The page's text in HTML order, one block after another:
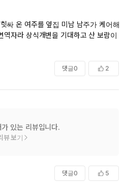
참고 부탁드립니다.
쑤시고 싶어서 미치겠어. 아빠가 집
아도 될까?”
세였다.
어울릴 상황이었으나, 안타깝게도
게 돌아가고 있는 게 아닐까.
최면에 걸린 게 분명했다.
이 딸 하나에게
자며
었는데
든 하진과 섹스를 하고 싶어
싸 온 여주를 옆집 미남 남주가 케어해
역자라 상식개변을 기대하고 산 보람이
댓글0 2
있는 리뷰입니다.
뷰 보기
댓글0 5